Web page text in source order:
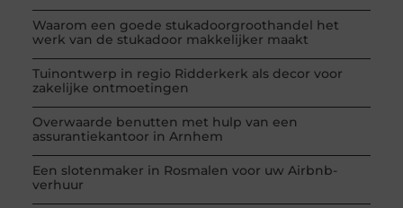
Waarom een goede stukadoorgroothandel het
werk van de stukadoor makkelijker maakt
Tuinontwerp in regio Ridderkerk als decor voor
zakelijke ontmoetingen
Overwaarde benutten met hulp van een
assurantiekantoor in Arnhem
Een slotenmaker in Rosmalen voor uw Airbnb-
verhuur